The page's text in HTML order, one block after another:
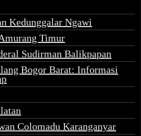
Kedunggalar Ngawi
Timur
Sudirman Balikpapan
Bogor Barat: Informasi
Colomadu Karanganyar